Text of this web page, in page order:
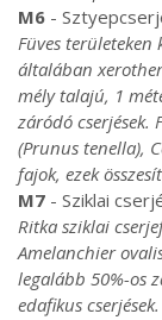
M6 -
Füves
általában
mély talajú, 1
záródó
(Prunus tenella),
fajok, ezek
M7 - Sziklai
Ritka sziklai
Amelanchier
legalább 50%-os
edafikus cserjések.